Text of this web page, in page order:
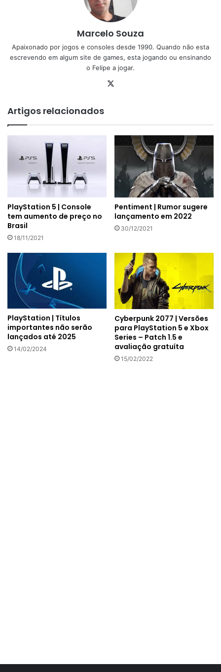
Marcelo Souza
Apaixonado por jogos e consoles desde 1990. Quando não esta
escrevendo em algum site de games, esta jogando ou ensinando
o Felipe a jogar.
Artigos relacionados
PlayStation 5 | Console
tem aumento de preço no
Brasil
18/11/2021
Pentiment | Rumor sugere
lançamento em 2022
30/12/2021
PlayStation | Títulos
importantes não serão
lançados até 2025
14/02/2024
Cyberpunk 2077 | Versões
para PlayStation 5 e Xbox
Series – Patch 1.5 e
avaliação gratuíta
15/02/2022